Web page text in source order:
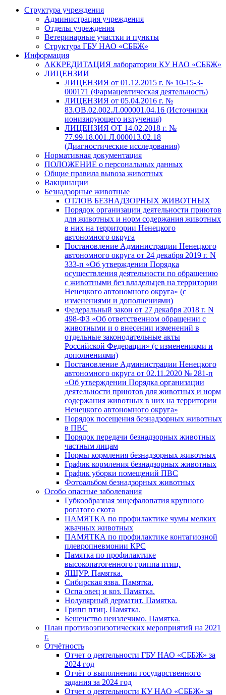
Структура учреждения
Администрация учреждения
Отделы учреждения
Ветеринарные участки и пункты
Структура ГБУ НАО «СББЖ»
Информация
АККРЕДИТАЦИЯ лаборатории КУ НАО «СББЖ»
ЛИЦЕНЗИИ
ЛИЦЕНЗИЯ от 01.12.2015 г. № 10-15-3-
000171 (Фармацевтическая деятельность)
ЛИЦЕНЗИЯ от 05.04.2016 г. №
83.ОВ.02.002.Л.000001.04.16 (Источники
ионизирующего излучения)
ЛИЦЕНЗИЯ ОТ 14.02.2018 г. №
77.99.18.001.Л.000013.02.18
(Диагностические исследования)
Нормативная документация
ПОЛОЖЕНИЕ о персональных данных
Общие правила вывоза животных
Вакцинации
Безнадзорные животные
ОТЛОВ БЕЗНАДЗОРНЫХ ЖИВОТНЫХ
Порядок организации деятельности приютов
для животных и норм содержания животных
в них на территории Ненецкого
автономного округа
Постановление Администрации Ненецкого
автономного округа от 24 декабря 2019 г. N
333-п «Об утверждении Порядка
осуществления деятельности по обращению
с животными без владельцев на территории
Ненецкого автономного округа» (с
изменениями и дополнениями)
Федеральный закон от 27 декабря 2018 г. N
498-ФЗ «Об ответственном обращении с
животными и о внесении изменений в
отдельные законодательные акты
Российской Федерации» (с изменениями и
дополнениями)
Постановление Администрации Ненецкого
автономного округа от 02.11.2020 № 281-п
«Об утверждении Порядка организации
деятельности приютов для животных и норм
содержания животных в них на территории
Ненецкого автономного округа»
Порядок посещения безнадзорных животных
в ПВС
Порядок передачи безнадзорных животных
частным лицам
Нормы кормления безнадзорных животных
График кормления безнадзорных животных
График уборки помещений ПВС
Фотоальбом безнадзорных животных
Особо опасные заболевания
Губкообразная энцефалопатия крупного
рогатого скота
ПАМЯТКА по профилактике чумы мелких
жвачных животных
ПАМЯТКА по профилактике контагиозной
плевропневмонии КРС
Памятка по профилактике
высокопатогенного гриппа птиц.
ЯЩУР. Памятка.
Сибирская язва. Памятка.
Оспа овец и коз. Памятка.
Нодулярный дерматит. Памятка.
Грипп птиц. Памятка.
Бешенство неизлечимо. Памятка.
План противоэпизотических мероприятий на 2021
г.
Отчётность
Отчет о деятельности ГБУ НАО «СББЖ» за
2024 год
Отчёт о выполнении государственного
задания за 2024 год
Отчет о деятельности КУ НАО «СББЖ» за